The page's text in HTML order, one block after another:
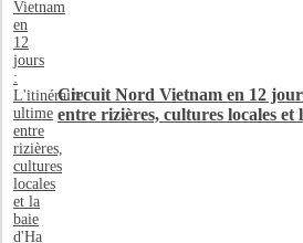
Circuit Nord Vietnam en 12
entre rizières, cultures locales